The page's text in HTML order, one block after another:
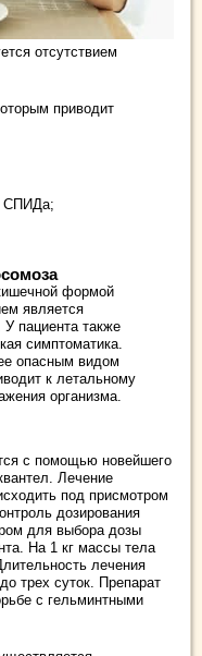
отсутствием
приводит
СПИДа;
формой
является
пациента также
симптоматика.
опасным видом
к летальному
организма.
с помощью новейшего
Лечение
под присмотром
дозирования
для выбора дозы
На 1 кг массы тела
лечения
трех суток. Препарат
с гельминтными